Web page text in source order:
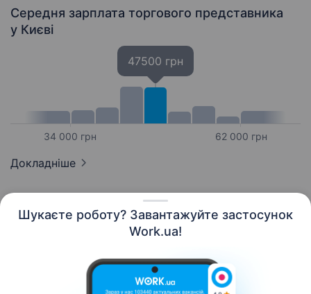
Шукаєте роботу? Завантажуйте застосунок
Work.ua!
Середня зарплата торгового представника
у Києві
34 000 грн
47500 грн
62 000 грн
Докладніше